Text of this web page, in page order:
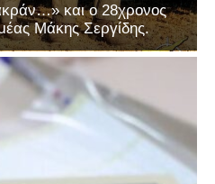
και ο 28χρονος
Μάκης Σεργίδης.